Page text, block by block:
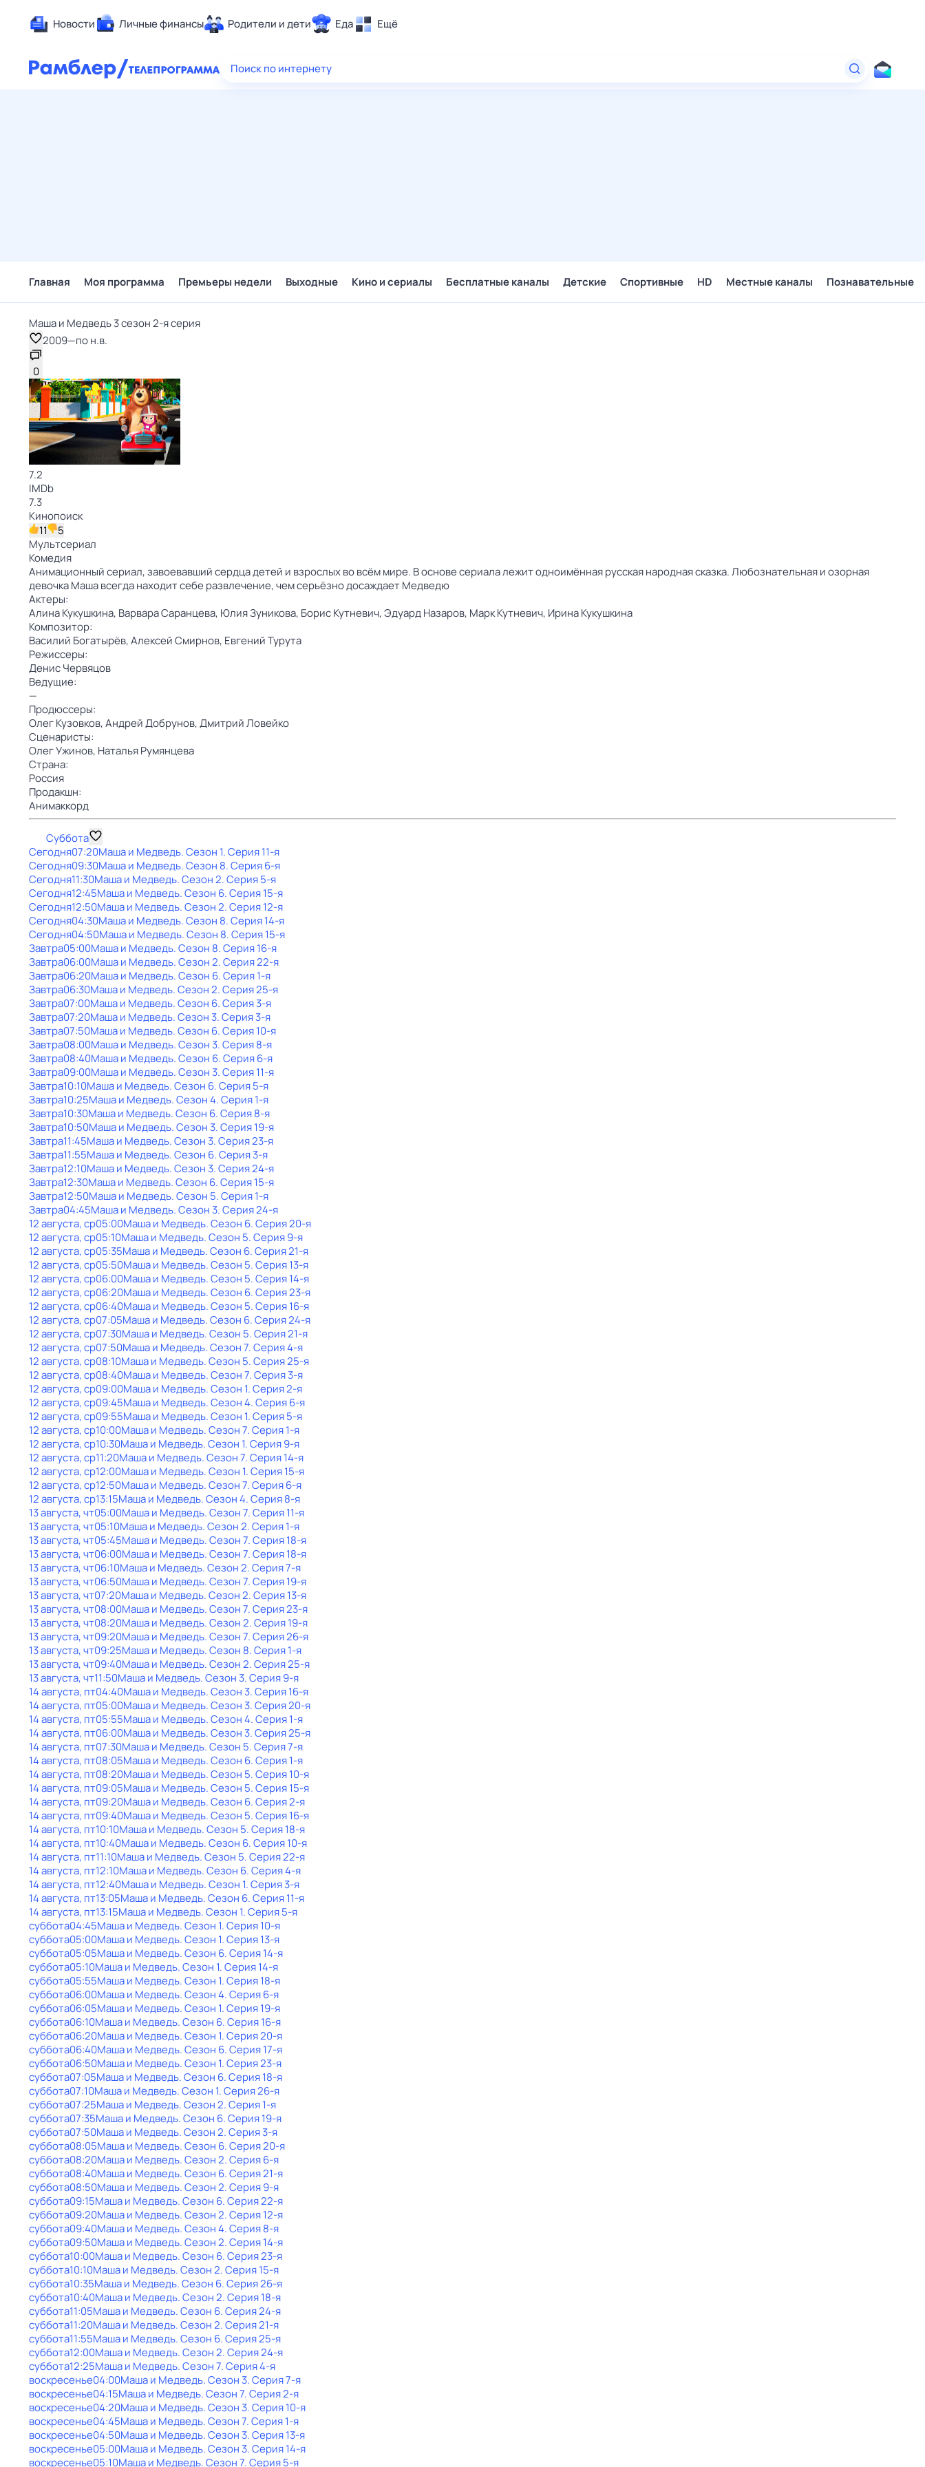
Новости Личные финансы Родители и дети Еда Ещё
Здоровье
Поиск по интернету
Главная Моя программа Премьеры недели Выходные Кино и сериалы Бесплатные каналы Детские Спортивные HD Местные каналы Познавательные
Маша и Медведь 3 сезон 2-я серия
2009—по н.в.
0
7.2
IMDb
7.3
Кинопоиск
11
5
Мультсериал
Комедия
Анимационный сериал, завоевавший сердца детей и взрослых во всём мире. В основе сериала лежит одноимённая русская народная сказка. Любознательная и озорная
девочка Маша всегда находит себе развлечение, чем серьёзно досаждает Медведю
Актеры:
Алина Кукушкина, Варвара Саранцева, Юлия Зуникова, Борис Кутневич,Эдуард Назаров, Марк Кутневич, Ирина Кукушкина
Композитор:
Василий Богатырёв,Алексей Смирнов, Евгений Турута
Режиссеры:
Денис Червяцов
Ведущие:
—
Продюссеры:
Олег Кузовков,Андрей Добрунов,Дмитрий Ловейко
Сценаристы:
Олег Ужинов, Наталья Румянцева
Страна:
Россия
Продакшн:
Анимаккорд
Суббота
Сегодня07:20Маша и Медведь. Сезон 1. Серия 11-я
Сегодня09:30Маша и Медведь. Сезон 8. Серия 6-я
Сегодня11:30Маша и Медведь. Сезон 2. Серия 5-я
Сегодня12:45Маша и Медведь. Сезон 6. Серия 15-я
Сегодня12:50Маша и Медведь. Сезон 2. Серия 12-я
Сегодня04:30Маша и Медведь. Сезон 8. Серия 14-я
Сегодня04:50Маша и Медведь. Сезон 8. Серия 15-я
Завтра05:00Маша и Медведь. Сезон 8. Серия 16-я
Завтра06:00Маша и Медведь. Сезон 2. Серия 22-я
Завтра06:20Маша и Медведь. Сезон 6. Серия 1-я
Завтра06:30Маша и Медведь. Сезон 2. Серия 25-я
Завтра07:00Маша и Медведь. Сезон 6. Серия 3-я
Завтра07:20Маша и Медведь. Сезон 3. Серия 3-я
Завтра07:50Маша и Медведь. Сезон 6. Серия 10-я
Завтра08:00Маша и Медведь. Сезон 3. Серия 8-я
Завтра08:40Маша и Медведь. Сезон 6. Серия 6-я
Завтра09:00Маша и Медведь. Сезон 3. Серия 11-я
Завтра10:10Маша и Медведь. Сезон 6. Серия 5-я
Завтра10:25Маша и Медведь. Сезон 4. Серия 1-я
Завтра10:30Маша и Медведь. Сезон 6. Серия 8-я
Завтра10:50Маша и Медведь. Сезон 3. Серия 19-я
Завтра11:45Маша и Медведь. Сезон 3. Серия 23-я
Завтра11:55Маша и Медведь. Сезон 6. Серия 3-я
Завтра12:10Маша и Медведь. Сезон 3. Серия 24-я
Завтра12:30Маша и Медведь. Сезон 6. Серия 15-я
Завтра12:50Маша и Медведь. Сезон 5. Серия 1-я
Завтра04:45Маша и Медведь. Сезон 3. Серия 24-я
12 августа, ср05:00Маша и Медведь. Сезон 6. Серия 20-я
12 августа, ср05:10Маша и Медведь. Сезон 5. Серия 9-я
12 августа, ср05:35Маша и Медведь. Сезон 6. Серия 21-я
12 августа, ср05:50Маша и Медведь. Сезон 5. Серия 13-я
12 августа, ср06:00Маша и Медведь. Сезон 5. Серия 14-я
12 августа, ср06:20Маша и Медведь. Сезон 6. Серия 23-я
12 августа, ср06:40Маша и Медведь. Сезон 5. Серия 16-я
12 августа, ср07:05Маша и Медведь. Сезон 6. Серия 24-я
12 августа, ср07:30Маша и Медведь. Сезон 5. Серия 21-я
12 августа, ср07:50Маша и Медведь. Сезон 7. Серия 4-я
12 августа, ср08:10Маша и Медведь. Сезон 5. Серия 25-я
12 августа, ср08:40Маша и Медведь. Сезон 7. Серия 3-я
12 августа, ср09:00Маша и Медведь. Сезон 1. Серия 2-я
12 августа, ср09:45Маша и Медведь. Сезон 4. Серия 6-я
12 августа, ср09:55Маша и Медведь. Сезон 1. Серия 5-я
12 августа, ср10:00Маша и Медведь. Сезон 7. Серия 1-я
12 августа, ср10:30Маша и Медведь. Сезон 1. Серия 9-я
12 августа, ср11:20Маша и Медведь. Сезон 7. Серия 14-я
12 августа, ср12:00Маша и Медведь. Сезон 1. Серия 15-я
12 августа, ср12:50Маша и Медведь. Сезон 7. Серия 6-я
12 августа, ср13:15Маша и Медведь. Сезон 4. Серия 8-я
13 августа, чт05:00Маша и Медведь. Сезон 7. Серия 11-я
13 августа, чт05:10Маша и Медведь. Сезон 2. Серия 1-я
13 августа, чт05:45Маша и Медведь. Сезон 7. Серия 18-я
13 августа, чт06:00Маша и Медведь. Сезон 7. Серия 18-я
13 августа, чт06:10Маша и Медведь. Сезон 2. Серия 7-я
13 августа, чт06:50Маша и Медведь. Сезон 7. Серия 19-я
13 августа, чт07:20Маша и Медведь. Сезон 2. Серия 13-я
13 августа, чт08:00Маша и Медведь. Сезон 7. Серия 23-я
13 августа, чт08:20Маша и Медведь. Сезон 2. Серия 19-я
13 августа, чт09:20Маша и Медведь. Сезон 7. Серия 26-я
13 августа, чт09:25Маша и Медведь. Сезон 8. Серия 1-я
13 августа, чт09:40Маша и Медведь. Сезон 2. Серия 25-я
13 августа, чт11:50Маша и Медведь. Сезон 3. Серия 9-я
14 августа, пт04:40Маша и Медведь. Сезон 3. Серия 16-я
14 августа, пт05:00Маша и Медведь. Сезон 3. Серия 20-я
14 августа, пт05:55Маша и Медведь. Сезон 4. Серия 1-я
14 августа, пт06:00Маша и Медведь. Сезон 3. Серия 25-я
14 августа, пт07:30Маша и Медведь. Сезон 5. Серия 7-я
14 августа, пт08:05Маша и Медведь. Сезон 6. Серия 1-я
14 августа, пт08:20Маша и Медведь. Сезон 5. Серия 10-я
14 августа, пт09:05Маша и Медведь. Сезон 5. Серия 15-я
14 августа, пт09:20Маша и Медведь. Сезон 6. Серия 2-я
14 августа, пт09:40Маша и Медведь. Сезон 5. Серия 16-я
14 августа, пт10:10Маша и Медведь. Сезон 5. Серия 18-я
14 августа, пт10:40Маша и Медведь. Сезон 6. Серия 10-я
14 августа, пт11:10Маша и Медведь. Сезон 5. Серия 22-я
14 августа, пт12:10Маша и Медведь. Сезон 6. Серия 4-я
14 августа, пт12:40Маша и Медведь. Сезон 1. Серия 3-я
14 августа, пт13:05Маша и Медведь. Сезон 6. Серия 11-я
14 августа, пт13:15Маша и Медведь. Сезон 1. Серия 5-я
суббота04:45Маша и Медведь. Сезон 1. Серия 10-я
суббота05:00Маша и Медведь. Сезон 1. Серия 13-я
суббота05:05Маша и Медведь. Сезон 6. Серия 14-я
суббота05:10Маша и Медведь. Сезон 1. Серия 14-я
суббота05:55Маша и Медведь. Сезон 1. Серия 18-я
суббота06:00Маша и Медведь. Сезон 4. Серия 6-я
суббота06:05Маша и Медведь. Сезон 1. Серия 19-я
суббота06:10Маша и Медведь. Сезон 6. Серия 16-я
суббота06:20Маша и Медведь. Сезон 1. Серия 20-я
суббота06:40Маша и Медведь. Сезон 6. Серия 17-я
суббота06:50Маша и Медведь. Сезон 1. Серия 23-я
суббота07:05Маша и Медведь. Сезон 6. Серия 18-я
суббота07:10Маша и Медведь. Сезон 1. Серия 26-я
суббота07:25Маша и Медведь. Сезон 2. Серия 1-я
суббота07:35Маша и Медведь. Сезон 6. Серия 19-я
суббота07:50Маша и Медведь. Сезон 2. Серия 3-я
суббота08:05Маша и Медведь. Сезон 6. Серия 20-я
суббота08:20Маша и Медведь. Сезон 2. Серия 6-я
суббота08:40Маша и Медведь. Сезон 6. Серия 21-я
суббота08:50Маша и Медведь. Сезон 2. Серия 9-я
суббота09:15Маша и Медведь. Сезон 6. Серия 22-я
суббота09:20Маша и Медведь. Сезон 2. Серия 12-я
суббота09:40Маша и Медведь. Сезон 4. Серия 8-я
суббота09:50Маша и Медведь. Сезон 2. Серия 14-я
суббота10:00Маша и Медведь. Сезон 6. Серия 23-я
суббота10:10Маша и Медведь. Сезон 2. Серия 15-я
суббота10:35Маша и Медведь. Сезон 6. Серия 26-я
суббота10:40Маша и Медведь. Сезон 2. Серия 18-я
суббота11:05Маша и Медведь. Сезон 6. Серия 24-я
суббота11:20Маша и Медведь. Сезон 2. Серия 21-я
суббота11:55Маша и Медведь. Сезон 6. Серия 25-я
суббота12:00Маша и Медведь. Сезон 2. Серия 24-я
суббота12:25Маша и Медведь. Сезон 7. Серия 4-я
воскресенье04:00Маша и Медведь. Сезон 3. Серия 7-я
воскресенье04:15Маша и Медведь. Сезон 7. Серия 2-я
воскресенье04:20Маша и Медведь. Сезон 3. Серия 10-я
воскресенье04:45Маша и Медведь. Сезон 7. Серия 1-я
воскресенье04:50Маша и Медведь. Сезон 3. Серия 13-я
воскресенье05:00Маша и Медведь. Сезон 3. Серия 14-я
воскресенье05:10Маша и Медведь. Сезон 7. Серия 5-я